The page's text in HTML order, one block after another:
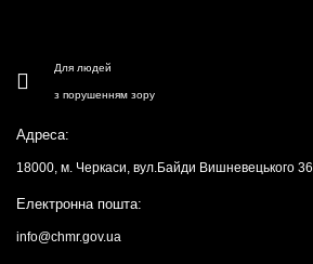
Для людей
з порушенням зору
Адреса:
18000, м. Черкаси, вул.Байди Вишневецького 36
Електронна пошта:
info@chmr.gov.ua